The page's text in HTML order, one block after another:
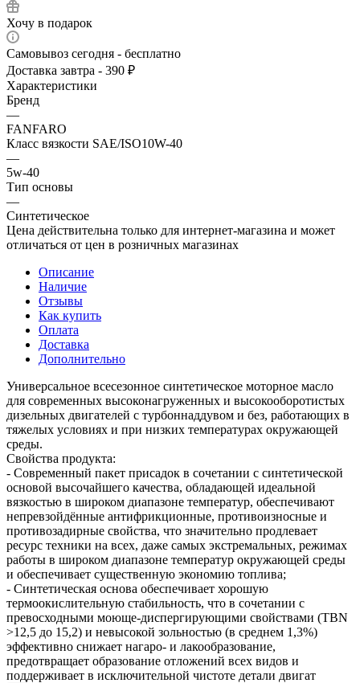
Хочу в подарок
Самовывоз сегодня - бесплатно
Доставка завтра - 390 ₽
Характеристики
Бренд
—
FANFARO
Класс вязкости SAE/ISO10W-40
—
5w-40
Тип основы
—
Синтетическое
Цена действительна только для интернет-магазина и может
отличаться от цен в розничных магазинах
Описание
Наличие
Отзывы
Как купить
Оплата
Доставка
Дополнительно
Универсальное всесезонное синтетическое моторное масло
для современных высоконагруженных и высокооборотистых
дизельных двигателей с турбоннаддувом и без, работающих в
тяжелых условиях и при низких температурах окружающей
среды.
Свойства продукта:
- Современный пакет присадок в сочетании с синтетической
основой высочайшего качества, обладающей идеальной
вязкостью в широком диапазоне температур, обеспечивают
непревзойдённые антифрикционные, противоизносные и
противозадирные свойства, что значительно продлевает
ресурс техники на всех, даже самых экстремальных, режимах
работы в широком диапазоне температур окружающей среды
и обеспечивает существенную экономию топлива;
- Синтетическая основа обеспечивает хорошую
термоокислительную стабильность, что в сочетании с
превосходными моюще-диспергирующими свойствами (TBN
>12,5 до 15,2) и невысокой зольностью (в среднем 1,3%)
эффективно снижает нагаро- и лакообразование,
предотвращает образование отложений всех видов и
поддерживает в исключительной чистоте детали двигат